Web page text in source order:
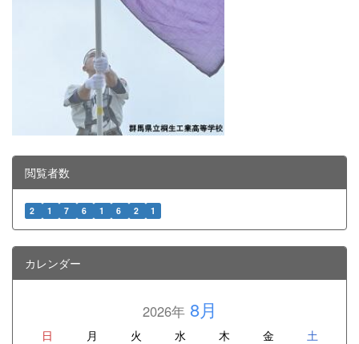
閲覧者数
2 1 7 6 1 6 2 1
カレンダー
2026年8月
日 月 火 水 木 金 土